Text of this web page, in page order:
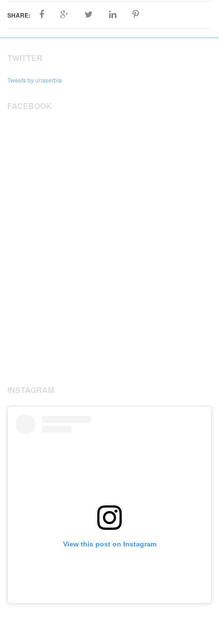
SHARE:
TWITTER
Tweets by unaserbia
FACEBOOK
INSTAGRAM
View this post on Instagram